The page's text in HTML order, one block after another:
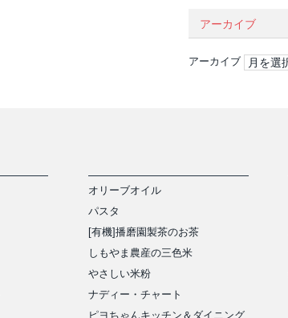
アーカイブ
アーカイブ
オリーブオイル
パスタ
[有機]播磨園製茶のお茶
しもやま農産の三色米
やさしい米粉
ナディー・チャート
ピヨちゃんキッチン＆ダイニング